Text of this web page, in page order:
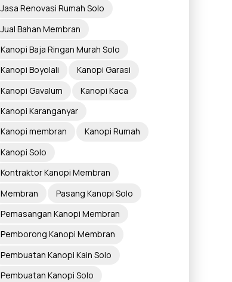
Jasa Renovasi Rumah Solo
Jual Bahan Membran
Kanopi Baja Ringan Murah Solo
Kanopi Boyolali
Kanopi Garasi
Kanopi Gavalum
Kanopi Kaca
Kanopi Karanganyar
Kanopi membran
Kanopi Rumah
Kanopi Solo
Kontraktor Kanopi Membran
Membran
Pasang Kanopi Solo
Pemasangan Kanopi Membran
Pemborong Kanopi Membran
Pembuatan Kanopi Kain Solo
Pembuatan Kanopi Solo